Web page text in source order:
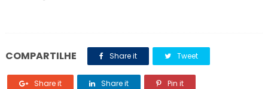
COMPARTILHE Share it Tweet
Share it Share it Pin it